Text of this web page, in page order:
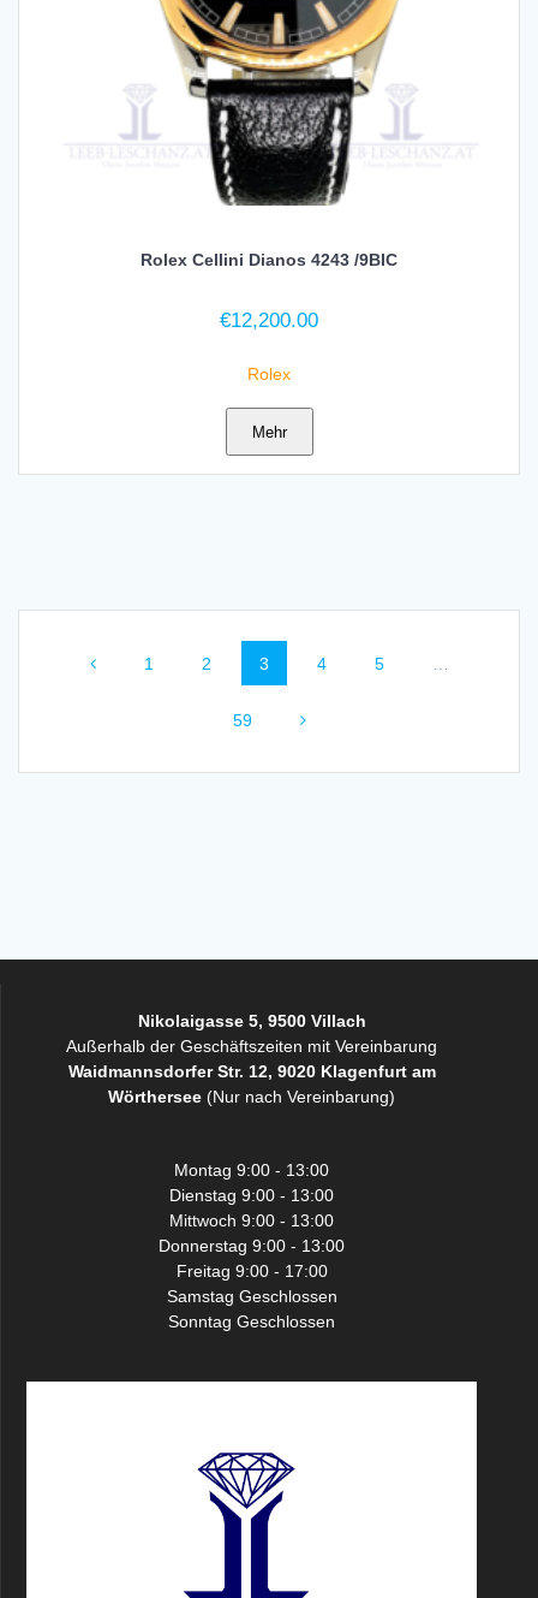
Rolex Cellini Dianos 4243 /9BIC
€12,200.00
Rolex
Mehr
Beitragsnavigation
Seite
1 Seite
2 Seite
3 Seite
4 Seite
5 …
Seite
59
Nikolaigasse 5, 9500 Villach
Außerhalb der Geschäftszeiten mit Vereinbarung
Waidmannsdorfer Str. 12, 9020 Klagenfurt am
Wörthersee (Nur nach Vereinbarung)
Montag 9:00 - 13:00
Dienstag 9:00 - 13:00
Mittwoch 9:00 - 13:00
Donnerstag 9:00 - 13:00
Freitag 9:00 - 17:00
Samstag Geschlossen
Sonntag Geschlossen